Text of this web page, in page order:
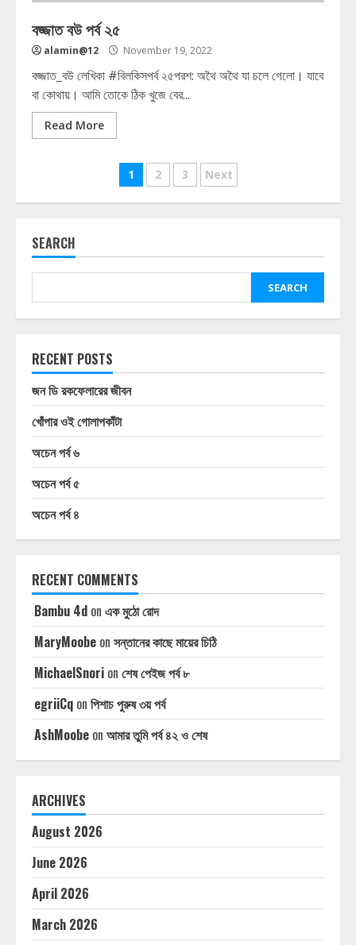
বজ্জাত বউ পর্ব ২৫
alamin@12 November 19, 2022
বজ্জাত_বউ লেখিকা #বিলকিসপর্ব ২৫পরশ: অথৈ অথৈ যা চলে গেলো। যাবে
বা কোথায়। আমি তোকে ঠিক খুজে বের...
Read More
Posts
pagination
1 2 3 Next
SEARCH
SEARCH
RECENT POSTS
জন ডি রকফেলারের জীবন
খোঁপার ওই গোলাপকাঁটা
অচেন পর্ব ৬
অচেন পর্ব ৫
অচেন পর্ব ৪
RECENT COMMENTS
Bambu 4d on এক মুঠো রোদ
MaryMoobe on সন্তানের কাছে মায়ের চিঠি
MichaelSnori on শেষ পেইজ পর্ব ৮
egriiCq on পিশাচ পুরুষ ৩য় পর্ব
AshMoobe on আমার তুমি পর্ব ৪২ ও শেষ
ARCHIVES
August 2026
June 2026
April 2026
March 2026